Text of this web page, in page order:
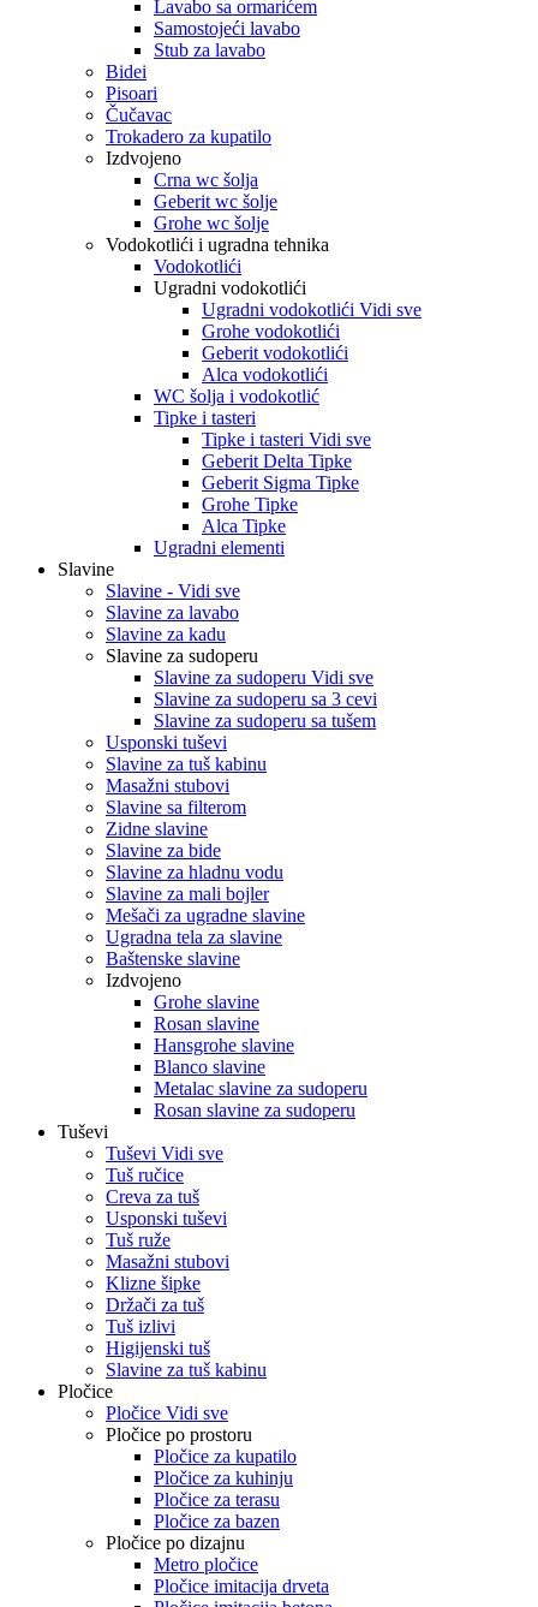
Lavabo sa ormarićem
Samostojeći lavabo
Stub za lavabo
Bidei
Pisoari
Čučavac
Trokadero za kupatilo
Izdvojeno
Crna wc šolja
Geberit wc šolje
Grohe wc šolje
Vodokotlići i ugradna tehnika
Vodokotlići
Ugradni vodokotlići
Ugradni vodokotlići Vidi sve
Grohe vodokotlići
Geberit vodokotlići
Alca vodokotlići
WC šolja i vodokotlić
Tipke i tasteri
Tipke i tasteri Vidi sve
Geberit Delta Tipke
Geberit Sigma Tipke
Grohe Tipke
Alca Tipke
Ugradni elementi
Slavine
Slavine - Vidi sve
Slavine za lavabo
Slavine za kadu
Slavine za sudoperu
Slavine za sudoperu Vidi sve
Slavine za sudoperu sa 3 cevi
Slavine za sudoperu sa tušem
Usponski tuševi
Slavine za tuš kabinu
Masažni stubovi
Slavine sa filterom
Zidne slavine
Slavine za bide
Slavine za hladnu vodu
Slavine za mali bojler
Mešači za ugradne slavine
Ugradna tela za slavine
Baštenske slavine
Izdvojeno
Grohe slavine
Rosan slavine
Hansgrohe slavine
Blanco slavine
Metalac slavine za sudoperu
Rosan slavine za sudoperu
Tuševi
Tuševi Vidi sve
Tuš ručice
Creva za tuš
Usponski tuševi
Tuš ruže
Masažni stubovi
Klizne šipke
Držači za tuš
Tuš izlivi
Higijenski tuš
Slavine za tuš kabinu
Pločice
Pločice Vidi sve
Pločice po prostoru
Pločice za kupatilo
Pločice za kuhinju
Pločice za terasu
Pločice za bazen
Pločice po dizajnu
Metro pločice
Pločice imitacija drveta